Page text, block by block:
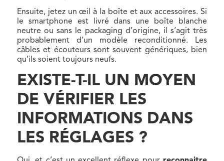
Ensuite, jetez un œil à la boîte et aux accessoires. Si
le smartphone est livré dans une boîte blanche
neutre ou sans le packaging d’origine, il s’agit très
probablement d’un modèle reconditionné. Les
câbles et écouteurs sont souvent génériques, bien
qu’ils soient toujours neufs.
EXISTE-T-IL UN MOYEN
DE VÉRIFIER LES
INFORMATIONS DANS
LES RÉGLAGES ?